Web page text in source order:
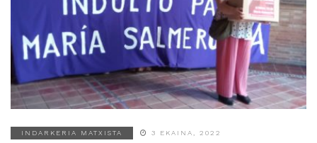
INDARKERIA MATXISTA 3 EKAINA, 2022